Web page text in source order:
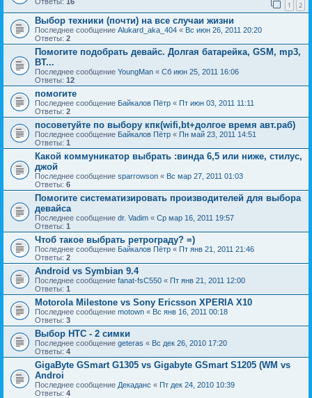
1 2
Выбор техники (почти) на все случаи жизни
Последнее сообщение Alukard_aka_404 « Вс июн 26, 2011 20:20
Ответы: 2
Помогите подобрать девайс. Долгая батарейка, GSM, mp3,
BT...
Последнее сообщение YoungMan « Сб июн 25, 2011 16:06
Ответы: 12
помогите
Последнее сообщение Байкалов Пётр « Пт июн 03, 2011 11:11
Ответы: 2
посоветуйте по выбору кпк(wifi,bt+долгое время авт.раб)
Последнее сообщение Байкалов Пётр « Пн май 23, 2011 14:51
Ответы: 1
Какой коммуникатор выбрать :винда 6,5 или ниже, стилус,
джой
Последнее сообщение sparrowson « Вс мар 27, 2011 01:03
Ответы: 6
Помогите систематизировать производителей для выбора
девайса
Последнее сообщение dr. Vadim « Ср мар 16, 2011 19:57
Ответы: 1
Чтоб такое выбрать ретрограду? =)
Последнее сообщение Байкалов Пётр « Пт янв 21, 2011 21:46
Ответы: 2
Android vs Symbian 9.4
Последнее сообщение fanat-fsC550 « Пт янв 21, 2011 12:00
Ответы: 1
Motorola Milestone vs Sony Ericsson XPERIA X10
Последнее сообщение motown « Вс янв 16, 2011 00:18
Ответы: 3
Выбор HTC - 2 симки
Последнее сообщение geteras « Вс дек 26, 2010 17:20
Ответы: 4
GigaByte GSmart G1305 vs Gigabyte GSmart S1205 (WM vs
Androi
Последнее сообщение Декаданс « Пт дек 24, 2010 10:39
Ответы: 4